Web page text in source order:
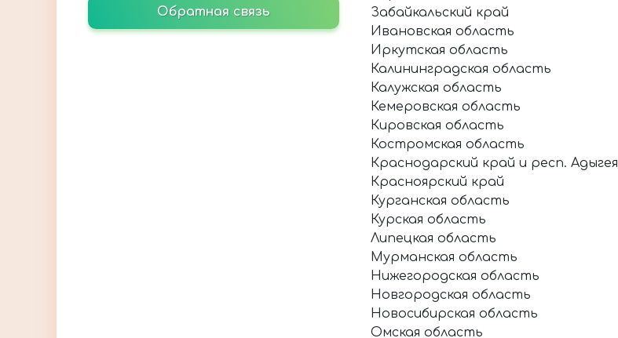
Обратная связь
Забайкальский край
Ивановская область
Иркутская область
Калининградская область
Калужская область
Кемеровская область
Кировская область
Костромская область
Краснодарский край и респ. Адыгея
Красноярский край
Курганская область
Курская область
Липецкая область
Мурманская область
Нижегородская область
Новгородская область
Новосибирская область
Омская область